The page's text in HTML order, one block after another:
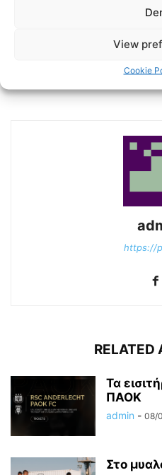
View
Cookie
Με Βέροια εκτός στην
κλήρωση της Super League
https://
RELATED
Τα
ΠΑΟΚ
admin - 08/
Στο